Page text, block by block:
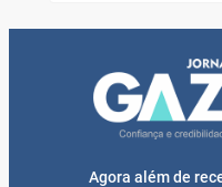
Agora além de